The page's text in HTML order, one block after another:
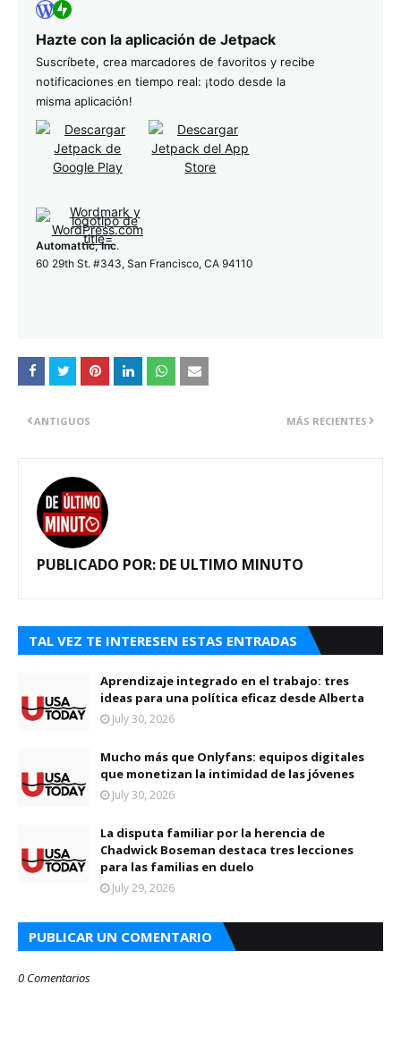
Hazte con la aplicación de Jetpack
Suscríbete, crea marcadores de favoritos y recibe
notificaciones en tiempo real: ¡todo desde la
misma aplicación!
Automattic, Inc.
60 29th St. #343, San Francisco, CA 94110
MÁS RECIENTES
ANTIGUOS
PUBLICADO POR: DE ULTIMO MINUTO
TAL VEZ TE INTERESEN ESTAS ENTRADAS
Aprendizaje integrado en el trabajo: tres
ideas para una política eficaz desde Alberta
July 30, 2026
Mucho más que Onlyfans: equipos digitales
que monetizan la intimidad de las jóvenes
July 30, 2026
La disputa familiar por la herencia de
Chadwick Boseman destaca tres lecciones
para las familias en duelo
July 29, 2026
PUBLICAR UN COMENTARIO
0 Comentarios